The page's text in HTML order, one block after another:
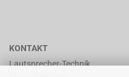
KONTAKT
Lautsprecher-Technik